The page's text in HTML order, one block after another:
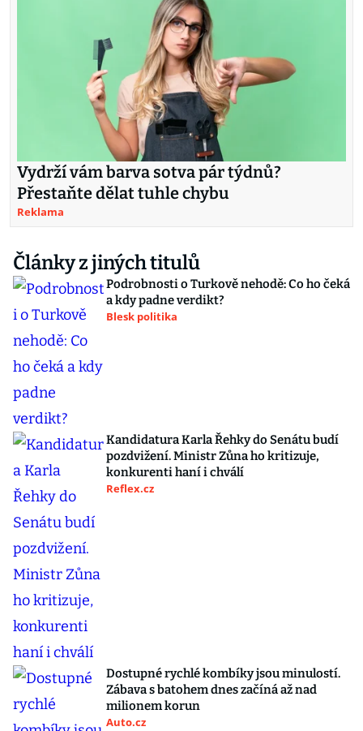
Vydrží vám barva sotva pár týdnů?
Přestaňte dělat tuhle chybu
Reklama
Články z jiných titulů
Podrobnosti o Turkově nehodě: Co ho čeká
a kdy padne verdikt?
Blesk politika
Kandidatura Karla Řehky do Senátu budí
pozdvižení. Ministr Zůna ho kritizuje,
konkurenti haní i chválí
Reflex.cz
Dostupné rychlé kombíky jsou minulostí.
Zábava s batohem dnes začíná až nad
milionem korun
Auto.cz